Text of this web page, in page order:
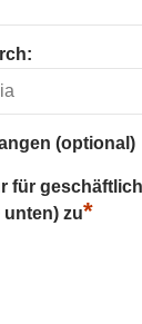
(optional)
für
zu*